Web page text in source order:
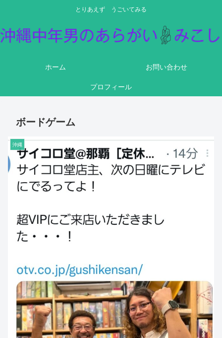
とりあえず うごいてみる
ホーム
お問い合わせ
プロフィール
ボードゲーム
沖縄